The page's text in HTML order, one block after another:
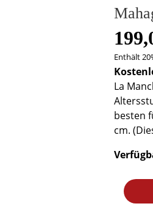
Enthält
La
besten
cm.
LA